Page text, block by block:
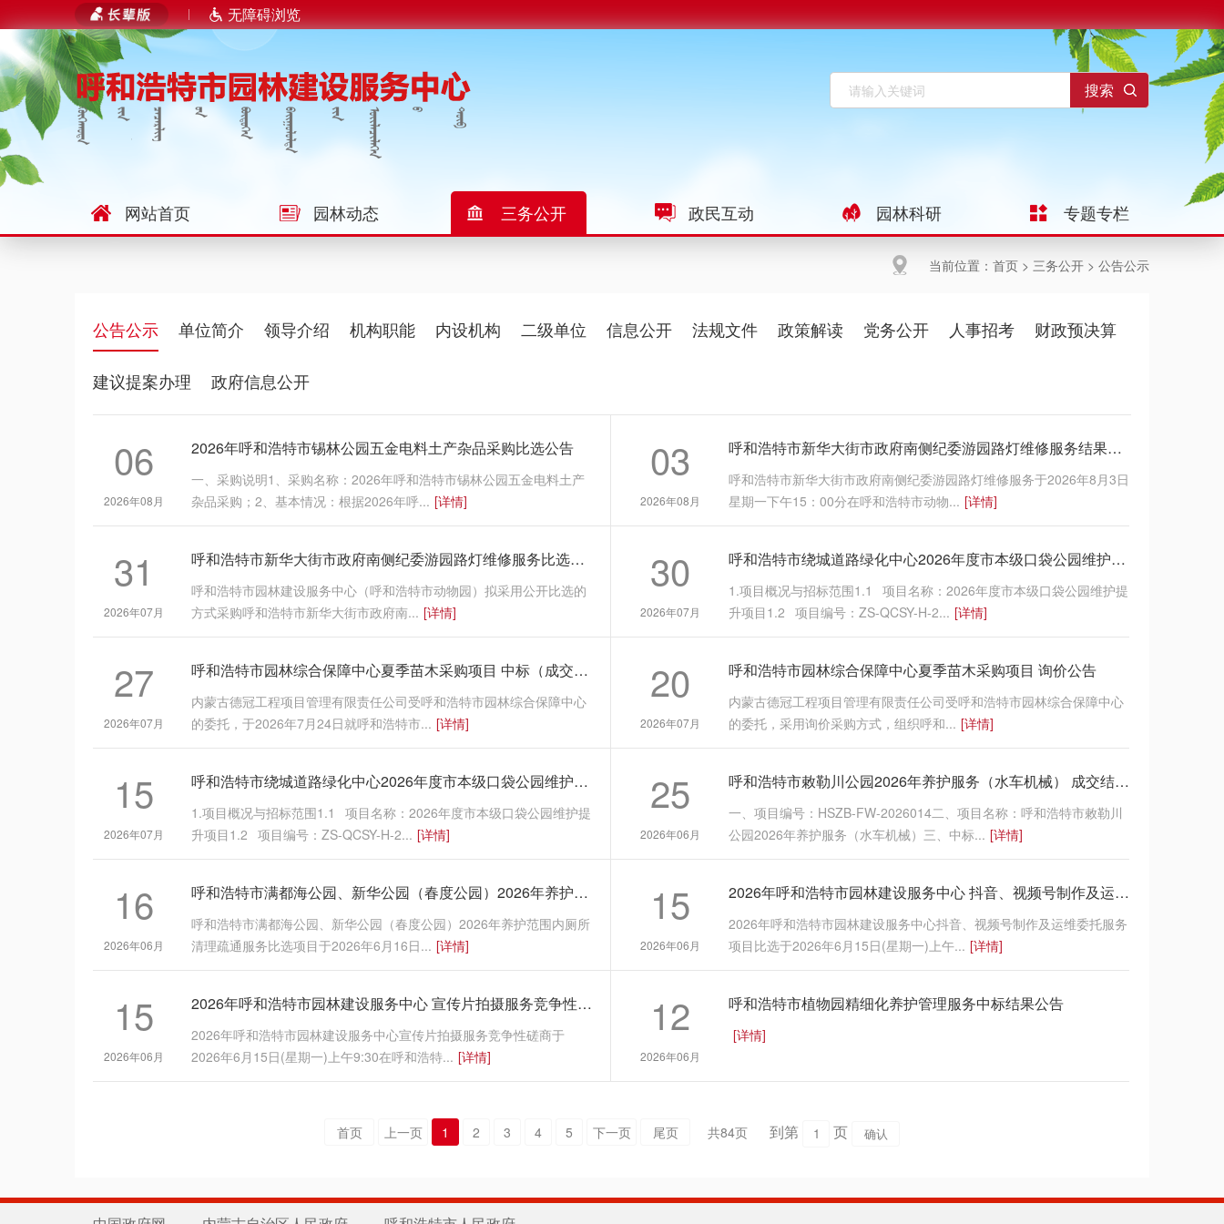
无障碍浏览
网站首页 园林动态 三务公开 政民互动 园林科研 专题专栏
当前位置： 首页 > 三务公开 > 公告公示
公告公示 单位简介 领导介绍 机构职能 内设机构 二级单位 信息公开 法规文件 政策解读 党务公开 人事招考 财政预决算
建议提案办理 政府信息公开
06
2026年08月
2026年呼和浩特市锡林公园五金电料土产杂品采购比选公告
一、采购说明1、采购名称：2026年呼和浩特市锡林公园五金电料土产
杂品采购；2、基本情况：根据2026年呼... [详情]
03
2026年08月
呼和浩特市新华大街市政府南侧纪委游园路灯维修服务结果公示
呼和浩特市新华大街市政府南侧纪委游园路灯维修服务于2026年8月3日
星期一下午15：00分在呼和浩特市动物... [详情]
31
2026年07月
呼和浩特市新华大街市政府南侧纪委游园路灯维修服务比选公告
呼和浩特市园林建设服务中心（呼和浩特市动物园）拟采用公开比选的
方式采购呼和浩特市新华大街市政府南... [详情]
30
2026年07月
呼和浩特市绕城道路绿化中心2026年度市本级口袋公园维护提升项目采购公告（二次）
1.项目概况与招标范围1.1 项目名称：2026年度市本级口袋公园维护提
升项目1.2 项目编号：ZS-QCSY-H-2... [详情]
27
2026年07月
呼和浩特市园林综合保障中心夏季苗木采购项目 中标（成交）结果公示
内蒙古德冠工程项目管理有限责任公司受呼和浩特市园林综合保障中心
的委托，于2026年7月24日就呼和浩特市... [详情]
20
2026年07月
呼和浩特市园林综合保障中心夏季苗木采购项目 询价公告
内蒙古德冠工程项目管理有限责任公司受呼和浩特市园林综合保障中心
的委托，采用询价采购方式，组织呼和... [详情]
15
2026年07月
呼和浩特市绕城道路绿化中心2026年度市本级口袋公园维护提升项目采购公告
1.项目概况与招标范围1.1 项目名称：2026年度市本级口袋公园维护提
升项目1.2 项目编号：ZS-QCSY-H-2... [详情]
25
2026年06月
呼和浩特市敕勒川公园2026年养护服务（水车机械） 成交结果公告
一、项目编号：HSZB-FW-2026014二、项目名称：呼和浩特市敕勒川
公园2026年养护服务（水车机械）三、中标... [详情]
16
2026年06月
呼和浩特市满都海公园、新华公园（春度公园）2026年养护范围内厕所清理疏通服务比选项目中标结果公示
呼和浩特市满都海公园、新华公园（春度公园）2026年养护范围内厕所
清理疏通服务比选项目于2026年6月16日... [详情]
15
2026年06月
2026年呼和浩特市园林建设服务中心 抖音、视频号制作及运维委托服务项目 比选结果公示
2026年呼和浩特市园林建设服务中心抖音、视频号制作及运维委托服务
项目比选于2026年6月15日(星期一)上午... [详情]
15
2026年06月
2026年呼和浩特市园林建设服务中心 宣传片拍摄服务竞争性磋商结果公示
2026年呼和浩特市园林建设服务中心宣传片拍摄服务竞争性磋商于
2026年6月15日(星期一)上午9:30在呼和浩特... [详情]
12
2026年06月
呼和浩特市植物园精细化养护管理服务中标结果公告
[详情]
首页 上一页 1 2 3 4 5 下一页 尾页 共84页 到第 页